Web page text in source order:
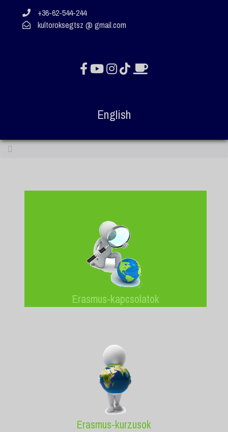
+36-62-544-244
kultoroksegtsz @ gmail.com
English
Erasmus-kapcsolatok
Erasmus-kurzusok